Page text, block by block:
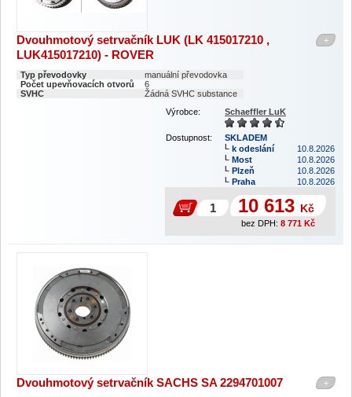
+
Dvouhmotový setrvačník LUK (LK 415017210 ,
LUK415017210) - ROVER
Typ převodovky
manuální převodovka
Počet upevňovacích otvorů
6
SVHC
Žádná SVHC substance
Výrobce:
Schaeffler LuK
Dostupnost:
SKLADEM
k odeslání
10.8.2026
Most
10.8.2026
Plzeň
10.8.2026
Praha
10.8.2026
10 613 Kč
bez DPH: 8 771 Kč
+
Dvouhmotový setrvačník SACHS SA 2294701007